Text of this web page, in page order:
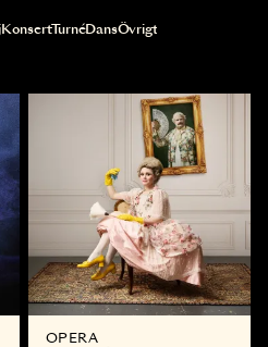
automatiskt
KonsertTurnéDansÖvrigt
OPERA